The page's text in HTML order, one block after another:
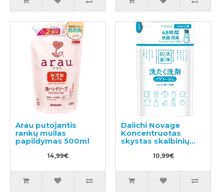
Arau putojantis
rankų muilas
papildymas 500ml
14,99€
Daiichi Novage
Koncentruotas
skystas skalbinių
ploviklis, užpildymui
10,99€